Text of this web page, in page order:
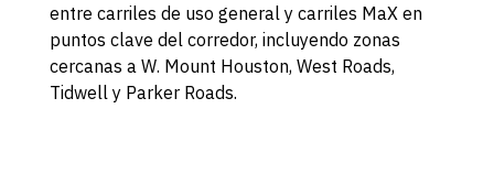
entre carriles de uso general y carriles MaX en
puntos clave del corredor, incluyendo zonas
cercanas a W. Mount Houston, West Roads,
Tidwell y Parker Roads.